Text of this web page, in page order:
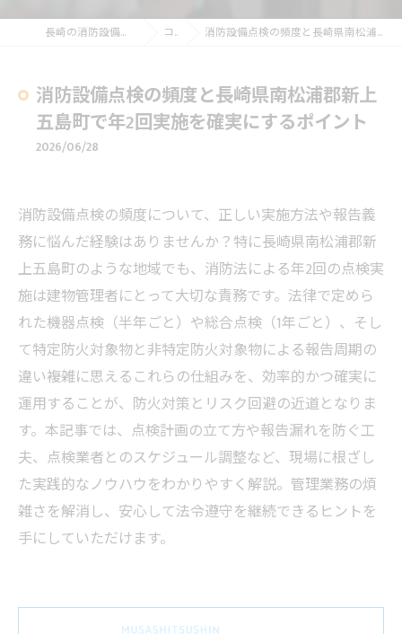
長崎の消防設備点検なら武蔵通信合同会社 コラム 消防設備点検の頻度と長崎県南松浦郡新上五島町で年2回実施を確実にするポイント
消防設備点検の頻度と長崎県南松浦郡新上
五島町で年2回実施を確実にするポイント
2026/06/28
消防設備点検の頻度について、正しい実施方法や報告義
務に悩んだ経験はありませんか？特に長崎県南松浦郡新
上五島町のような地域でも、消防法による年2回の点検実
施は建物管理者にとって大切な責務です。法律で定めら
れた機器点検（半年ごと）や総合点検（1年ごと）、そし
て特定防火対象物と非特定防火対象物による報告周期の
違い――複雑に思えるこれらの仕組みを、効率的かつ確実に
運用することが、防火対策とリスク回避の近道となりま
す。本記事では、点検計画の立て方や報告漏れを防ぐ工
夫、点検業者とのスケジュール調整など、現場に根ざし
た実践的なノウハウをわかりやすく解説。管理業務の煩
雑さを解消し、安心して法令遵守を継続できるヒントを
手にしていただけます。